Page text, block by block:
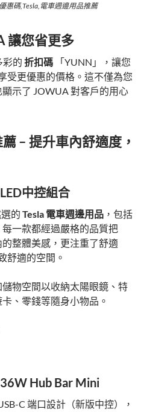
惠碼,Tesla,電車週邊用品推薦
讓您省更多
彩的 折扣碼 「YUNN」，讓您
受更優惠的價格。這不僅為您
示了 JOWUA 對客戶的用心
– 提升車內舒適度，
中控組合
的 Tesla 電車週邊用品 ，包括
一款都經過嚴格的品質把
整體美感，更注重了舒適
舒適的空間。
物空間以收納太陽眼鏡、特
、零錢等隨身小物品。
Hub Bar Mini
C 端口設計（新版中控），